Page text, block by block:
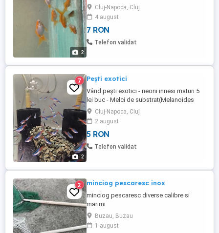
2
Napoca ridicare de acasă
Cluj-Napoca, Cluj
4 august
7 RON
Telefon validat
2
7 Pești exotici
Vând pești exotici - neoni innesi maturi 5
lei buc - Melci de substrat(Melanoides
tuberculata)de la 2lei -10 lei buc Depinde
de mărime Nu trimit pachete.
Cluj-Napoca, Cluj
2 august
5 RON
Telefon validat
2 minciog pescaresc inox
minciog pescaresc diverse calibre si
marimi
Buzau, Buzau
1 august